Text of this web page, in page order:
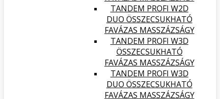
TANDEM PROFI W2D
DUO ÖSSZECSUKHATÓ
FAVÁZAS MASSZÁZSÁGY
TANDEM PROFI W3D
ÖSSZECSUKHATÓ
FAVÁZAS MASSZÁZSÁGY
TANDEM PROFI W3D
DUO ÖSSZECSUKHATÓ
FAVÁZAS MASSZÁZSÁGY